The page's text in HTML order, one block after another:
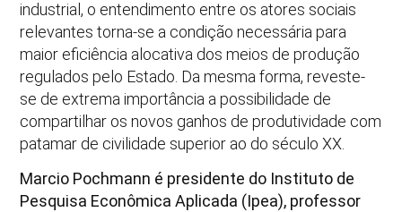
industrial, o entendimento entre os atores sociais
relevantes torna-se a condição necessária para
maior eficiência alocativa dos meios de produção
regulados pelo Estado. Da mesma forma, reveste-
se de extrema importância a possibilidade de
compartilhar os novos ganhos de produtividade com
patamar de civilidade superior ao do século XX.
Marcio Pochmann é presidente do Instituto de
Pesquisa Econômica Aplicada (Ipea), professor